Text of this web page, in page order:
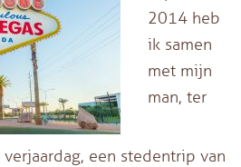
2014 heb
ik samen
met mijn
man, ter
een stedentrip van